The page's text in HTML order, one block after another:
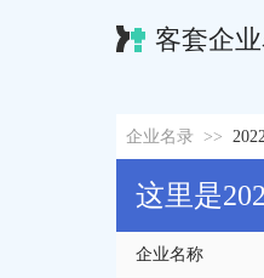
客套企
企业名录 >>
这里是
企业名称